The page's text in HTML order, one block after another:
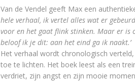
Van de Vendel geeft Max een
hele verhaal, ik vertel alles wat er
voor en het gaat flink stinken. Maar er is
beloof ik je dit: aan het eind ga ik naakt.’
Het verhaal wordt chronologisch
toe te lichten. Het boek leest als een
verdriet, zijn angst en zijn mooie